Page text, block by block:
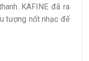
KAFINE đã ra
tượng nốt nhạc để